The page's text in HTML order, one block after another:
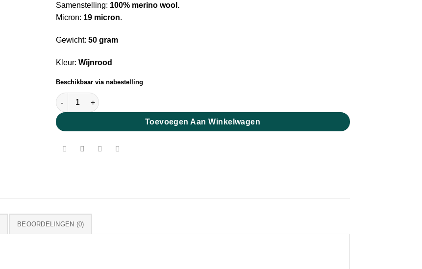
Samenstelling: 100% merino wool.
Micron: 19 micron.
Gewicht: 50 gram
Kleur: Wijnrood
Beschikbaar via nabestelling
Extra Fijne Merino Lontwol Wijnrood 19 micron aantal
Toevoegen Aan Winkelwagen
BEOORDELINGEN (0)